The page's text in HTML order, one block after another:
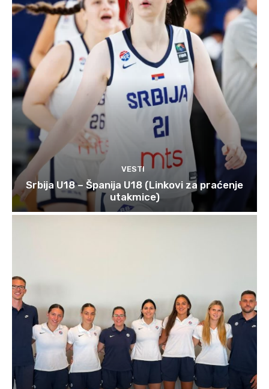
VESTI
Srbija U18 – Španija U18 (Linkovi za praćenje
utakmice)